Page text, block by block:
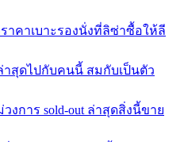
าคาเบาะรองนั่งที่ลิซ่าซื้อให้ลี
สุดไปกับคนนี้ สมกับเป็นตัว
งการ sold-out ล่าสุดสิ่งนี้ขาย